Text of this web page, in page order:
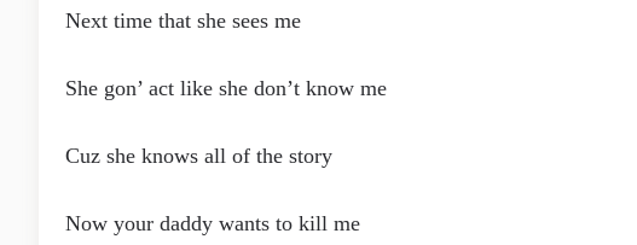
Next time that she sees me
She gon’ act like she don’t know me
Cuz she knows all of the story
Now your daddy wants to kill me